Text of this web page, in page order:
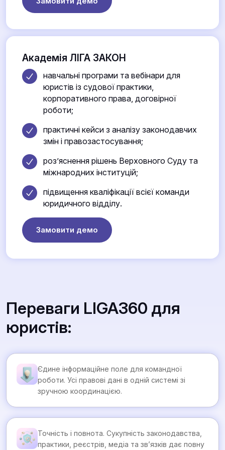
Академія ЛІГА ЗАКОН
навчальні програми та вебінари для
юристів із судової практики,
корпоративного права, договірної
роботи;
практичні кейси з аналізу законодавчих
змін і правозастосування;
роз’яснення рішень Верховного Суду та
міжнародних інституцій;
підвищення кваліфікації всієї команди
юридичного відділу.
Замовити демо
Переваги LIGA360 для
юристів:
Єдине інформаційне поле для командної
роботи. Усі правові дані в одній системі зі
зручною координацією.
Точність і повнота. Сукупність законодавства,
практики, реєстрів, медіа та зв’язків дає повну